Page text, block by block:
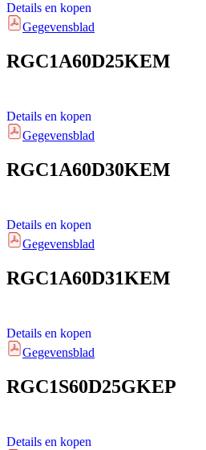
Details en kopen
Gegevensblad
RGC1A60D25KEM
Details en kopen
Gegevensblad
RGC1A60D30KEM
Details en kopen
Gegevensblad
RGC1A60D31KEM
Details en kopen
Gegevensblad
RGC1S60D25GKEP
Details en kopen